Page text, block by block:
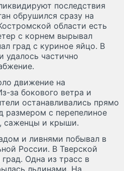
последствия
обрушился сразу на
области есть
с корнем вырывал
град с куриное яйцо. В
удалось частично
движение на
за бокового ветра и
останавливались прямо
размером с перепелиное
саженцы и крыши.
и ливнями побывал в
России. В Тверской
Одна из трасс в